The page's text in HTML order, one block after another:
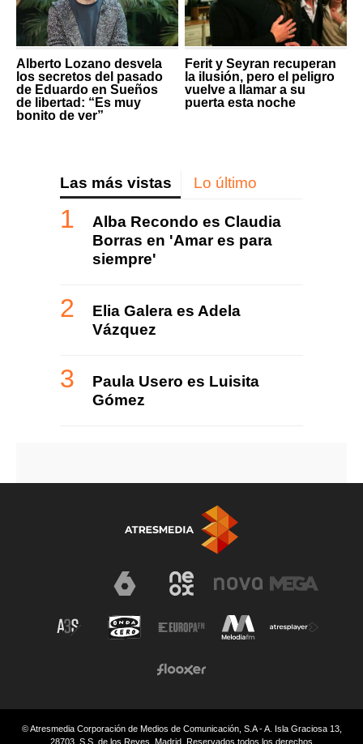
Alberto Lozano desvela
los secretos del pasado
de Eduardo en Sueños
de libertad: “Es muy
bonito de ver”
Ferit y Seyran recuperan
la ilusión, pero el peligro
vuelve a llamar a su
puerta esta noche
Las más vistas Lo último
Alba Recondo es Claudia
Borras en 'Amar es para
siempre'
Elia Galera es Adela
Vázquez
Paula Usero es Luisita
Gómez
© Atresmedia Corporación de Medios de Comunicación, S.A - A. Isla Graciosa 13,
28703, S.S. de los Reyes, Madrid. Reservados todos los derechos